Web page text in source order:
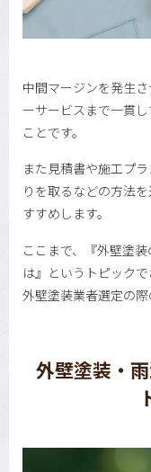
中間マージンを発生
ーサービスまで一貫
ことです。
また見積書や施工プ
りを取るなどの方法
すすめします。
ここまで、『外壁塗
は』というトピック
外壁塗装業者選定の際
外壁塗装・